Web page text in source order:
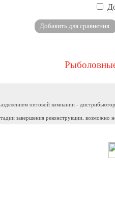
оптовой компании -
завершения реконструкции, возможно